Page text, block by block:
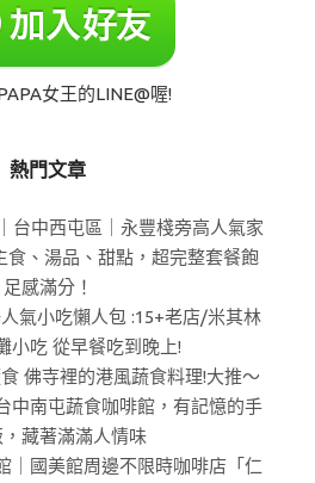
女王的LINE@喔!
熱門文章
台中西屯區｜永豐棧旁高人氣家
食、湯品、甜點，超完整套餐飽
足感滿分！
氣小吃懶人包 :15+老店/米其林
小吃 從早餐吃到晚上!
佛寺裡的港風蔬食料理!大推～
中南屯蔬食咖啡館，有記憶的手
藏著滿滿人情味
｜國美館周邊不限時咖啡店「仁